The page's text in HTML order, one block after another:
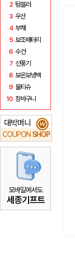
2 텀블러
3 우산
4 부채
5 보조배터리
6 수건
7 선풍기
8 보온보냉백
9 물티슈
10 장바구니
대박머니
COUPON SHOP
₩
모바일에서도
세종기프트